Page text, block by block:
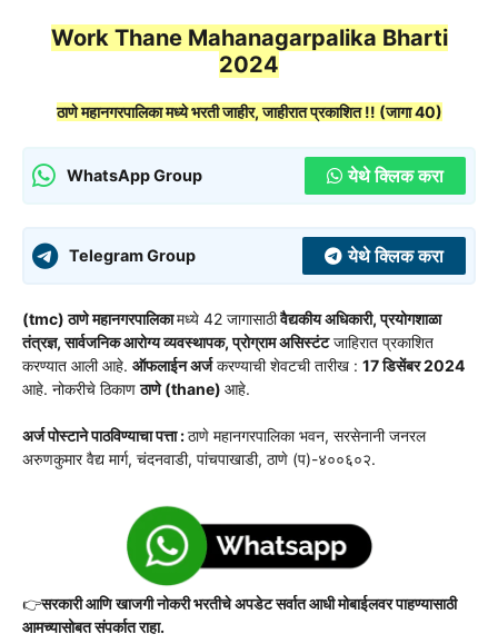
Work Thane Mahanagarpalika Bharti
2024
ठाणे महानगरपालिका मध्ये भरती जाहीर, जाहीरात प्रकाशित !! (जागा 40)
WhatsApp Group येथे क्लिक करा
Telegram Group येथे क्लिक करा
(tmc) ठाणे महानगरपालिकामध्ये 42 जागासाठीवैद्यकीय अधिकारी, प्रयोगशाळा
तंत्रज्ञ, सार्वजनिक आरोग्य व्यवस्थापक, प्रोग्राम असिस्टंटजाहिरात प्रकाशित
करण्यात आली आहे. ऑफलाईन अर्जकरण्याची शेवटची तारीख : 17 डिसेंबर 2024
आहे. नोकरीचे ठिकाणठाणे (thane) आहे.
अर्ज पोस्टाने पाठविण्याचा पत्ता :ठाणे महानगरपालिका भवन, सरसेनानी जनरल
अरुणकुमार वैद्य मार्ग, चंदनवाडी, पांचपाखाडी, ठाणे (प)-४००६०२.
👉सरकारी आणि खाजगी नोकरी भरतीचे अपडेट सर्वात आधी मोबाईलवर पाहण्यासाठी
आमच्यासोबत संपर्कात राहा.